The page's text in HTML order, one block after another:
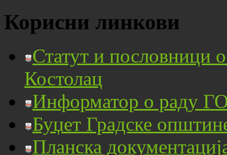
Корисни линкови
Статут и пословници
Костолац
Информатор о раду
Буџет Градске
Планска